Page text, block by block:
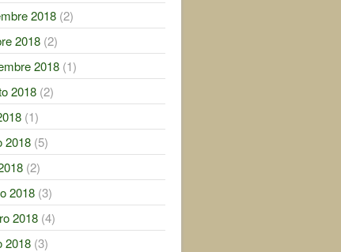
2018(2)
2018(2)
2018(1)
2018(2)
(1)
2018(5)
(2)
2018(3)
2018(4)
2018(3)